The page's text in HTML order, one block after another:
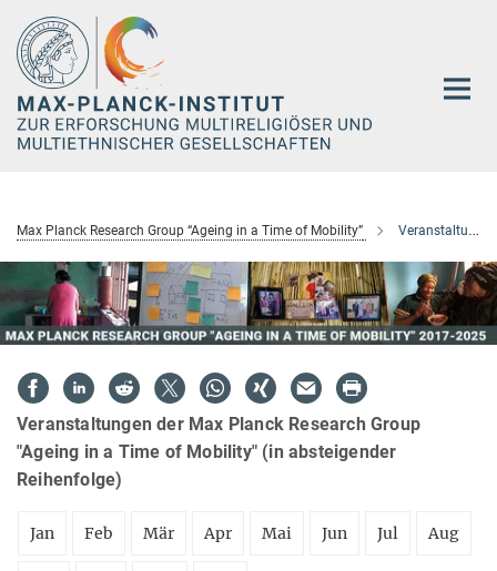
Hauptinhalt
Max Planck Research Group “Ageing in a Time of Mobility” Veranstaltungen
Veranstaltungen der Max Planck Research Group
"Ageing in a Time of Mobility" (in absteigender
Reihenfolge)
Jan Feb Mär Apr Mai Jun Jul Aug